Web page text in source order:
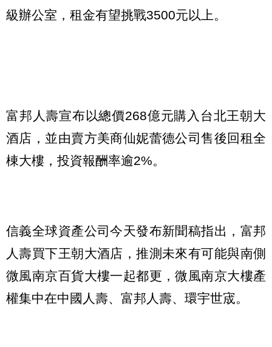
級辦公室，租金有望挑戰3500元以上。
富邦人壽宣布以總價268億元購入台北王朝大
酒店，並由賣方美商仙妮蕾德公司售後回租全
棟大樓，投資報酬率逾2%。
信義全球資產公司今天發布新聞稿指出，富邦
人壽買下王朝大酒店，推測未來有可能與南側
微風南京百貨大樓一起都更，微風南京大樓產
權集中在中國人壽、富邦人壽、環宇世宬。